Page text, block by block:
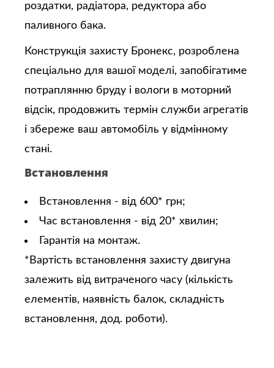
роздатки, радіатора, редуктора або
паливного бака.
Конструкція захисту Бронекс, розроблена
спеціально для вашої моделі, запобігатиме
потраплянню бруду і вологи в моторний
відсік, продовжить термін служби агрегатів
і збереже ваш автомобіль у відмінному
стані.
Встановлення
Встановлення - від 600* грн;
Час встановлення - від 20* хвилин;
Гарантія на монтаж.
*Вартість встановлення захисту двигуна
залежить від витраченого часу (кількість
елементів, наявність балок, складність
встановлення, дод. роботи).